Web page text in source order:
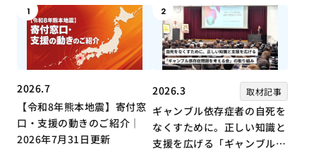
1
2026.7
【令和8年熊本地震】寄付窓
口・支援の動きのご紹介｜
2026年7月31日更新
2
2026.3 取材記事
ギャンブル依存症者の自死を
なくすために。正しい知識と
支援を広げる「ギャンブル依